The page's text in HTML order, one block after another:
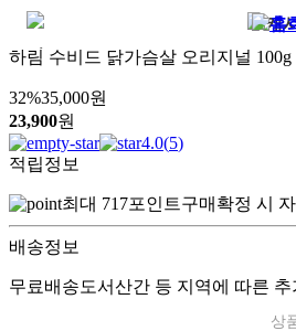
하림 수비드 닭가슴살 오리지널 100g
32%35,000원
23,900원
4.0(5)
적립정보
최대 717포인트구매확정 시
배송정보
무료배송도서산간 등 지역에 따른
상